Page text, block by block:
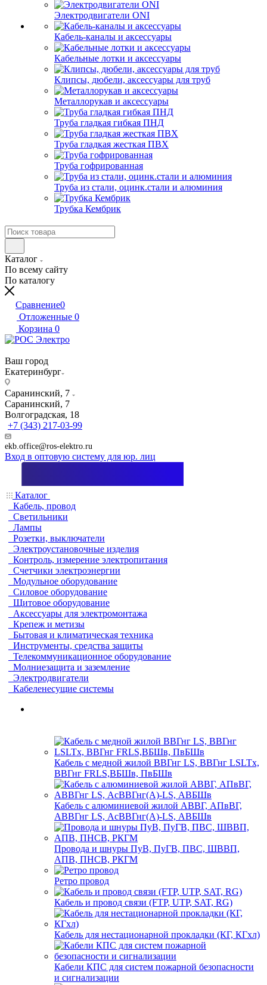
Электродвигатели ONI
Кабель-каналы и аксессуары
Кабельные лотки и аксессуары
Клипсы, дюбели, аксессуары для труб
Металлорукав и аксессуары
Труба гладкая гибкая ПНД
Труба гладкая жесткая ПВХ
Труба гофрированная
Труба из стали, оцинк.стали и алюминия
Трубка Кембрик
Каталог
По всему сайту
По каталогу
Сравнение0
Отложенные 0
Корзина 0
Ваш город
Екатеринбург
Саранинский, 7
Саранинский, 7
Волгоградская, 18
+7 (343) 217-03-99
ekb.office@ros-elektro.ru
Вход в оптовую систему для юр. лиц
Каталог
Кабель, провод
Светильники
Лампы
Розетки, выключатели
Электроустановочные изделия
Контроль, измерение электропитания
Счетчики электроэнергии
Модульное оборудование
Силовое оборудование
Щитовое оборудование
Аксессуары для электромонтажа
Крепеж и метизы
Бытовая и климатическая техника
Инструменты, средства защиты
Телекоммуникационное оборудование
Молниезащита и заземление
Электродвигатели
Кабеленесущие системы
Кабель с медной жилой ВВГнг LS, ВВГнг LSLTx,
ВВГнг FRLS,ВБШв, ПвБШв
Кабель с алюминиевой жилой АВВГ, АПвВГ,
АВВГнг LS, АсВВГнг(А)-LS, АВБШв
Провода и шнуры ПуВ, ПуГВ, ПВС, ШВВП,
АПВ, ПНСВ, РКГМ
Ретро провод
Кабель и провод связи (FTP, UTP, SAT, RG)
Кабель для нестационарной прокладки (КГ, КГхл)
Кабели КПС для систем пожарной безопасности
и сигнализации